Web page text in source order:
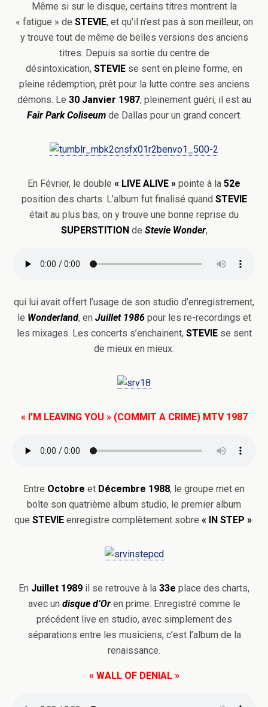
Même si sur le disque, certains titres montrent la
« fatigue » de STEVIE, et qu’il n’est pas à son meilleur, on
y trouve tout de même de belles versions des anciens
titres. Depuis sa sortie du centre de
désintoxication, STEVIE se sent en pleine forme, en
pleine rédemption, prêt pour la lutte contre ses anciens
démons. Le 30 Janvier 1987, pleinement guéri, il est au
Fair Park Coliseumde Dallas pour un grand concert.
En Février, le double « LIVE ALIVE » pointe à la 52e
position des charts. L’album fut finalisé quand STEVIE
était au plus bas, on y trouve une bonne reprise du
SUPERSTITIONde Stevie Wonder,
qui lui avait offert l’usage de son studio d’enregistrement,
le Wonderland, en Juillet 1986pour les re-recordings et
les mixages. Les concerts s’enchainent, STEVIEse sent
de mieux en mieux.
« I’M LEAVING YOU » (COMMIT A CRIME) MTV 1987
Entre Octobre et Décembre 1988, le groupe met en
boîte son quatrième album studio, le premier album
que STEVIE enregistre complètement sobre « IN STEP ».
En Juillet 1989 il se retrouve à la 33e place des charts,
avec un disque d’Or en prime. Enregistré comme le
précédent live en studio, avec simplement des
séparations entre les musiciens, c’est l’album de la
renaissance.
« WALL OF DENIAL »